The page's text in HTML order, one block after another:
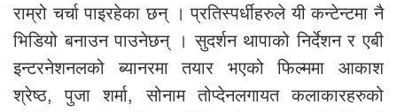
राम्रो चर्चा पाइरहेका छन् । प्रतिस्पर्धीहरुले यी कन्टेन्टमा नै
भिडियो बनाउन पाउनेछन् । सुदर्शन थापाको निर्देशन र एबी
इन्टरनेशनलको ब्यानरमा तयार भएको फिल्ममा आकाश
श्रेष्ठ, पुजा शर्मा, सोनाम तोप्देनलगायत कलाकारहरुको